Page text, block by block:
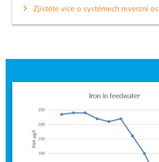
Zjistěte více o systémech reverzní